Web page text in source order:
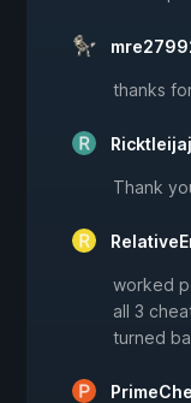
thanks
Thank
worked
all 3
turned